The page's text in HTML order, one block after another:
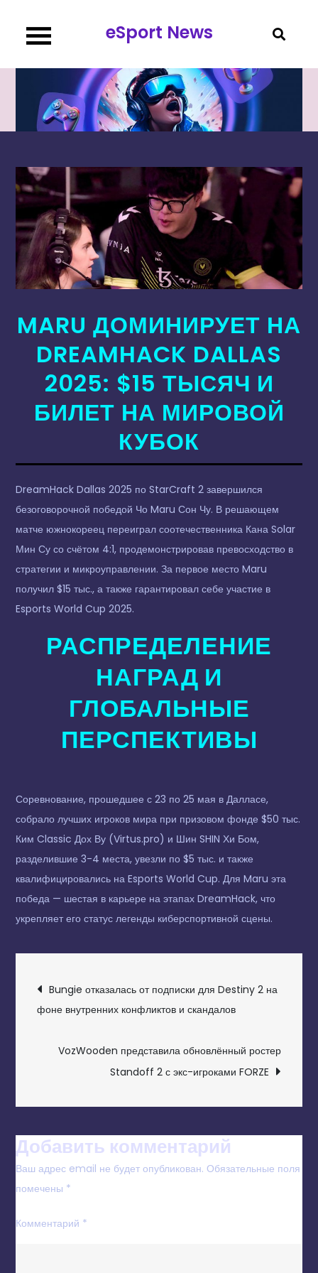
содержимому
eSport News
MARU ДОМИНИРУЕТ НА
DREAMHACK DALLAS
2025: $15 ТЫСЯЧ И
БИЛЕТ НА МИРОВОЙ
КУБОК
DreamHack Dallas 2025 по StarCraft 2 завершился
безоговорочной победой Чо Maru Сон Чу. В решающем
матче южнокореец переиграл соотечественника Кана Solar
Мин Су со счётом 4:1, продемонстрировав превосходство в
стратегии и микроуправлении. За первое место Maru
получил $15 тыс., а также гарантировал себе участие в
Esports World Cup 2025.
РАСПРЕДЕЛЕНИЕ
НАГРАД И
ГЛОБАЛЬНЫЕ
ПЕРСПЕКТИВЫ
Соревнование, прошедшее с 23 по 25 мая в Далласе,
собрало лучших игроков мира при призовом фонде $50 тыс.
Ким Classic Дох Ву (Virtus.pro) и Шин SHIN Хи Бом,
разделившие 3-4 места, увезли по $5 тыс. и также
квалифицировались на Esports World Cup. Для Maru эта
победа — шестая в карьере на этапах DreamHack, что
укрепляет его статус легенды киберспортивной сцены.
НАВИГАЦИЯ
ПО
ЗАПИСЯМ
Bungie отказалась от подписки для Destiny 2 на
фоне внутренних конфликтов и скандалов
VozWooden представила обновлённый ростер
Standoff 2 с экс-игроками FORZE
Добавить комментарий
Ваш адрес email не будет опубликован. Обязательные поля
помечены *
Комментарий *